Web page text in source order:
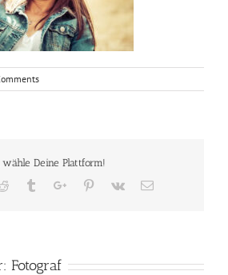
Deine Plattform!
Reddit TumblrGoogle+Pinterest
Vk Email
Fotograf